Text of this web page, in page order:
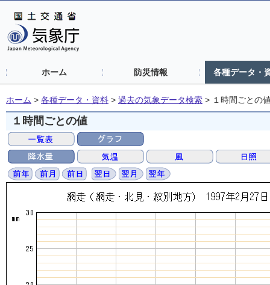
ホーム 防災情報 各種データ・
ホーム > 各種データ・資料 > 過去の気象データ検索 > １時間ごとの
１時間ごとの値